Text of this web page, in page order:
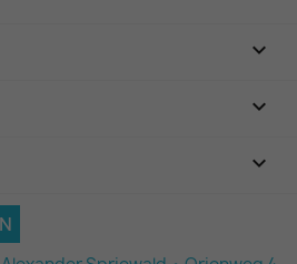


keyboard_arrow_down